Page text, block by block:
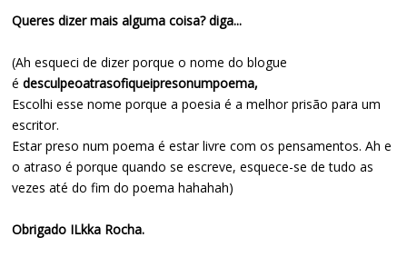
Queres dizer mais alguma coisa? diga...
(Ah esqueci de dizer porque o nome do blogue
édesculpeoatrasofiqueipresonumpoema,
Escolhi esse nome porque a poesia é a melhor prisão para um
escritor.
Estar preso num poema é estar livre com os pensamentos. Ah e
o atraso é porque quando se escreve, esquece-se de tudo as
vezes até do fim do poema hahahah)
Obrigado ILkka Rocha.